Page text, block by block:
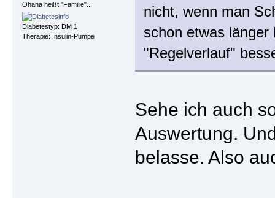
Ohana heißt "Familie"...
Diabetestyp: DM 1
Therapie: Insulin-Pumpe
nicht, wenn man
schon etwas
"Regelverlauf"
Sehe ich auch
Auswertung.
belasse. Also